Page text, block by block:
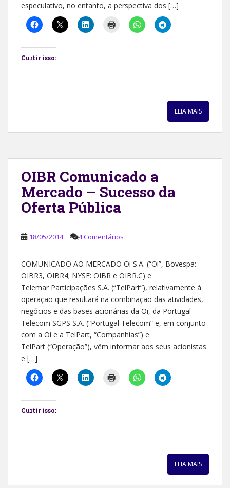
especulativo, no entanto, a perspectiva dos […]
Curtir isso:
LEIA MAIS
OIBR Comunicado a
Mercado – Sucesso da
Oferta Pública
18/05/2014 4 Comentários
COMUNICADO AO MERCADO Oi S.A. (“Oi”, Bovespa:
OIBR3, OIBR4; NYSE: OIBR e OIBR.C) e
Telemar Participações S.A. (“TelPart”), relativamente à
operação que resultará na combinação das atividades,
negócios e das bases acionárias da Oi, da Portugal
Telecom SGPS S.A. (“Portugal Telecom” e, em conjunto
com a Oi e a TelPart, “Companhias”) e
TelPart (“Operação”), vêm informar aos seus acionistas
e […]
Curtir isso:
LEIA MAIS